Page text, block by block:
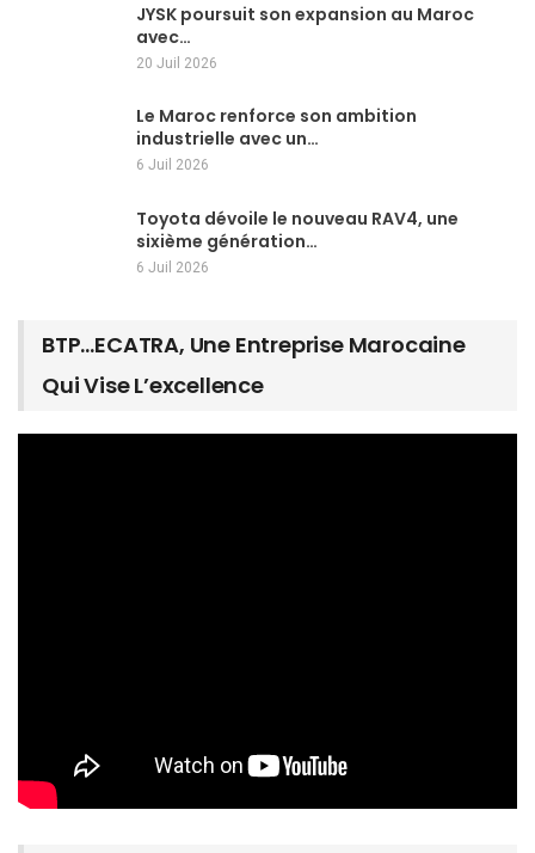
JYSK poursuit son expansion au Maroc
avec…
20 Juil 2026
Le Maroc renforce son ambition
industrielle avec un…
6 Juil 2026
Toyota dévoile le nouveau RAV4, une
sixième génération…
6 Juil 2026
BTP…ECATRA, Une Entreprise Marocaine
Qui Vise L’excellence